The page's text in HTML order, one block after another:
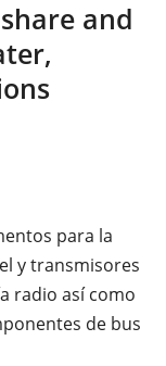
and
para la
y transmisores
radio así como
de bus